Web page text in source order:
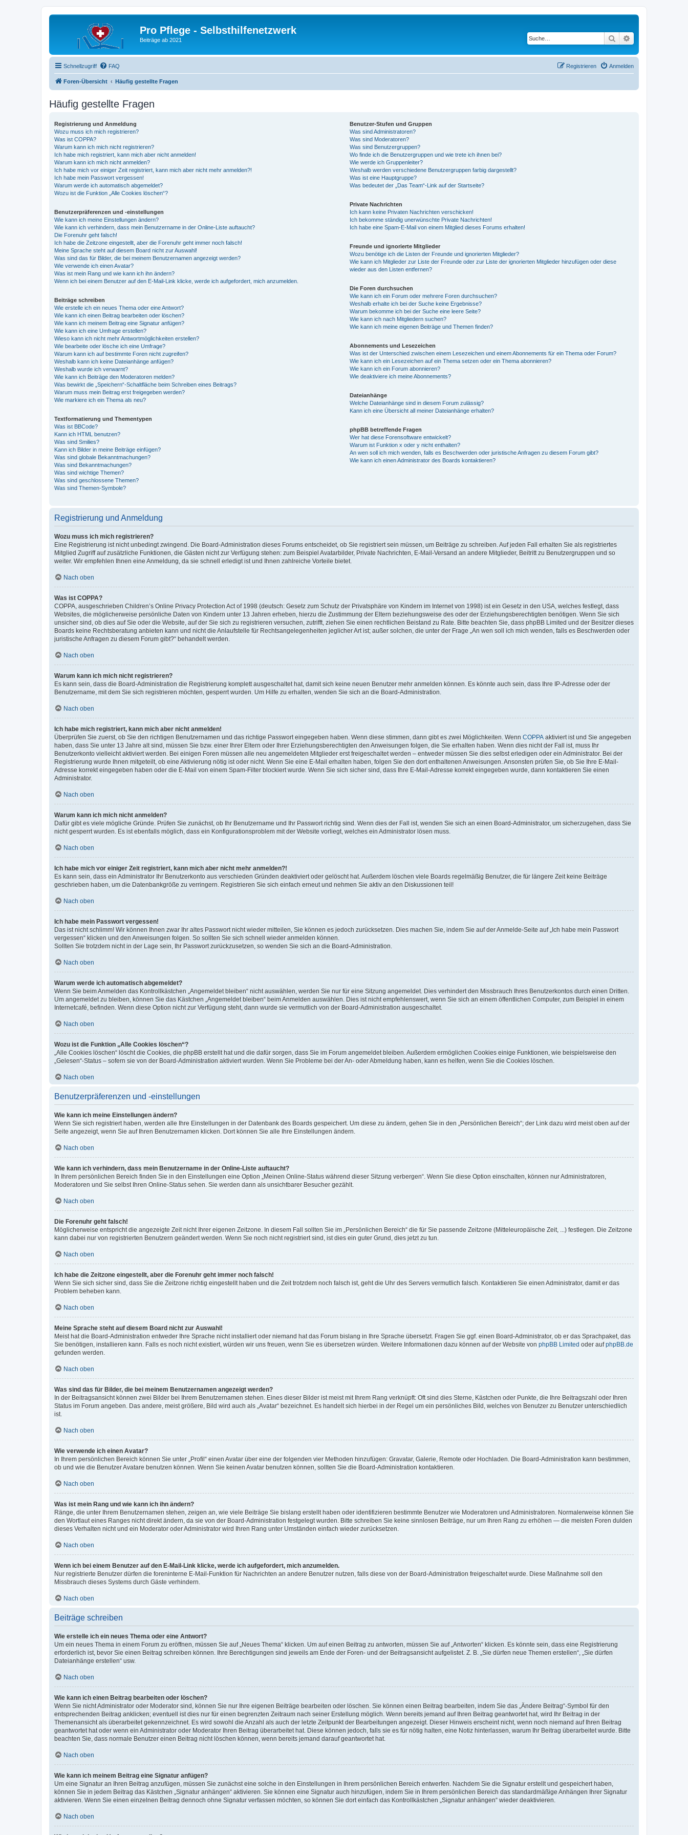
Pro Pflege - Selbsthilfenetzwerk
Beiträge ab 2021 Suche
Schnellzugriff FAQ Anmelden
Registrieren
Foren-Übersicht Häufig gestellte Fragen
Häufig gestellte Fragen
Registrierung und Anmeldung
Wozu muss ich mich registrieren?
Was ist COPPA?
Warum kann ich mich nicht registrieren?
Ich habe mich registriert, kann mich aber nicht anmelden!
Warum kann ich mich nicht anmelden?
Ich habe mich vor einiger Zeit registriert, kann mich aber nicht mehr anmelden?!
Ich habe mein Passwort vergessen!
Warum werde ich automatisch abgemeldet?
Wozu ist die Funktion „Alle Cookies löschen“?
Benutzerpräferenzen und -einstellungen
Wie kann ich meine Einstellungen ändern?
Wie kann ich verhindern, dass mein Benutzername in der Online-Liste auftaucht?
Die Forenuhr geht falsch!
Ich habe die Zeitzone eingestellt, aber die Forenuhr geht immer noch falsch!
Meine Sprache steht auf diesem Board nicht zur Auswahl!
Was sind das für Bilder, die bei meinem Benutzernamen angezeigt werden?
Wie verwende ich einen Avatar?
Was ist mein Rang und wie kann ich ihn ändern?
Wenn ich bei einem Benutzer auf den E-Mail-Link klicke, werde ich aufgefordert, mich anzumelden.
Beiträge schreiben
Wie erstelle ich ein neues Thema oder eine Antwort?
Wie kann ich einen Beitrag bearbeiten oder löschen?
Wie kann ich meinem Beitrag eine Signatur anfügen?
Wie kann ich eine Umfrage erstellen?
Wieso kann ich nicht mehr Antwortmöglichkeiten erstellen?
Wie bearbeite oder lösche ich eine Umfrage?
Warum kann ich auf bestimmte Foren nicht zugreifen?
Weshalb kann ich keine Dateianhänge anfügen?
Weshalb wurde ich verwarnt?
Wie kann ich Beiträge den Moderatoren melden?
Was bewirkt die „Speichern“-Schaltfläche beim Schreiben eines Beitrags?
Warum muss mein Beitrag erst freigegeben werden?
Wie markiere ich ein Thema als neu?
Textformatierung und Thementypen
Was ist BBCode?
Kann ich HTML benutzen?
Was sind Smilies?
Kann ich Bilder in meine Beiträge einfügen?
Was sind globale Bekanntmachungen?
Was sind Bekanntmachungen?
Was sind wichtige Themen?
Was sind geschlossene Themen?
Was sind Themen-Symbole?
Benutzer-Stufen und Gruppen
Was sind Administratoren?
Was sind Moderatoren?
Was sind Benutzergruppen?
Wo finde ich die Benutzergruppen und wie trete ich ihnen bei?
Wie werde ich Gruppenleiter?
Weshalb werden verschiedene Benutzergruppen farbig dargestellt?
Was ist eine Hauptgruppe?
Was bedeutet der „Das Team“-Link auf der Startseite?
Private Nachrichten
Ich kann keine Privaten Nachrichten verschicken!
Ich bekomme ständig unerwünschte Private Nachrichten!
Ich habe eine Spam-E-Mail von einem Mitglied dieses Forums erhalten!
Freunde und ignorierte Mitglieder
Wozu benötige ich die Listen der Freunde und ignorierten Mitglieder?
Wie kann ich Mitglieder zur Liste der Freunde oder zur Liste der ignorierten Mitglieder hinzufügen oder diese
wieder aus den Listen entfernen?
Die Foren durchsuchen
Wie kann ich ein Forum oder mehrere Foren durchsuchen?
Weshalb erhalte ich bei der Suche keine Ergebnisse?
Warum bekomme ich bei der Suche eine leere Seite?
Wie kann ich nach Mitgliedern suchen?
Wie kann ich meine eigenen Beiträge und Themen finden?
Abonnements und Lesezeichen
Was ist der Unterschied zwischen einem Lesezeichen und einem Abonnements für ein Thema oder Forum?
Wie kann ich ein Lesezeichen auf ein Thema setzen oder ein Thema abonnieren?
Wie kann ich ein Forum abonnieren?
Wie deaktiviere ich meine Abonnements?
Dateianhänge
Welche Dateianhänge sind in diesem Forum zulässig?
Kann ich eine Übersicht all meiner Dateianhänge erhalten?
phpBB betreffende Fragen
Wer hat diese Forensoftware entwickelt?
Warum ist Funktion x oder y nicht enthalten?
An wen soll ich mich wenden, falls es Beschwerden oder juristische Anfragen zu diesem Forum gibt?
Wie kann ich einen Administrator des Boards kontaktieren?
Registrierung und Anmeldung
Wozu muss ich mich registrieren?
Eine Registrierung ist nicht unbedingt zwingend. Die Board-Administration dieses Forums entscheidet, ob Sie registriert sein müssen, um Beiträge zu schreiben. Auf jeden Fall erhalten Sie als registriertes
Mitglied Zugriff auf zusätzliche Funktionen, die Gästen nicht zur Verfügung stehen: zum Beispiel Avatarbilder, Private Nachrichten, E-Mail-Versand an andere Mitglieder, Beitritt zu Benutzergruppen und so
weiter. Wir empfehlen Ihnen eine Anmeldung, da sie schnell erledigt ist und Ihnen zahlreiche Vorteile bietet.
Nach oben
Was ist COPPA?
COPPA, ausgeschrieben Children’s Online Privacy Protection Act of 1998 (deutsch: Gesetz zum Schutz der Privatsphäre von Kindern im Internet von 1998) ist ein Gesetz in den USA, welches festlegt, dass
Websites, die möglicherweise persönliche Daten von Kindern unter 13 Jahren erheben, hierzu die Zustimmung der Eltern beziehungsweise des oder der Erziehungsberechtigten benötigen. Wenn Sie sich
unsicher sind, ob dies auf Sie oder die Website, auf der Sie sich zu registrieren versuchen, zutrifft, ziehen Sie einen rechtlichen Beistand zu Rate. Bitte beachten Sie, dass phpBB Limited und der Besitzer dieses
Boards keine Rechtsberatung anbieten kann und nicht die Anlaufstelle für Rechtsangelegenheiten jeglicher Art ist; außer solchen, die unter der Frage „An wen soll ich mich wenden, falls es Beschwerden oder
juristische Anfragen zu diesem Forum gibt?“ behandelt werden.
Nach oben
Warum kann ich mich nicht registrieren?
Es kann sein, dass die Board-Administration die Registrierung komplett ausgeschaltet hat, damit sich keine neuen Benutzer mehr anmelden können. Es könnte auch sein, dass Ihre IP-Adresse oder der
Benutzername, mit dem Sie sich registrieren möchten, gesperrt wurden. Um Hilfe zu erhalten, wenden Sie sich an die Board-Administration.
Nach oben
Ich habe mich registriert, kann mich aber nicht anmelden!
Überprüfen Sie zuerst, ob Sie den richtigen Benutzernamen und das richtige Passwort eingegeben haben. Wenn diese stimmen, dann gibt es zwei Möglichkeiten. Wenn COPPA aktiviert ist und Sie angegeben
haben, dass Sie unter 13 Jahre alt sind, müssen Sie bzw. einer Ihrer Eltern oder Ihrer Erziehungsberechtigten den Anweisungen folgen, die Sie erhalten haben. Wenn dies nicht der Fall ist, muss Ihr
Benutzerkonto vielleicht aktiviert werden. Bei einigen Foren müssen alle neu angemeldeten Mitglieder erst freigeschaltet werden – entweder müssen Sie dies selbst erledigen oder ein Administrator. Bei der
Registrierung wurde Ihnen mitgeteilt, ob eine Aktivierung nötig ist oder nicht. Wenn Sie eine E-Mail erhalten haben, folgen Sie den dort enthaltenen Anweisungen. Ansonsten prüfen Sie, ob Sie Ihre E-Mail-
Adresse korrekt eingegeben haben oder die E-Mail von einem Spam-Filter blockiert wurde. Wenn Sie sich sicher sind, dass Ihre E-Mail-Adresse korrekt eingegeben wurde, dann kontaktieren Sie einen
Administrator.
Nach oben
Warum kann ich mich nicht anmelden?
Dafür gibt es viele mögliche Gründe. Prüfen Sie zunächst, ob Ihr Benutzername und Ihr Passwort richtig sind. Wenn dies der Fall ist, wenden Sie sich an einen Board-Administrator, um sicherzugehen, dass Sie
nicht gesperrt wurden. Es ist ebenfalls möglich, dass ein Konfigurationsproblem mit der Website vorliegt, welches ein Administrator lösen muss.
Nach oben
Ich habe mich vor einiger Zeit registriert, kann mich aber nicht mehr anmelden?!
Es kann sein, dass ein Administrator Ihr Benutzerkonto aus verschieden Gründen deaktiviert oder gelöscht hat. Außerdem löschen viele Boards regelmäßig Benutzer, die für längere Zeit keine Beiträge
geschrieben haben, um die Datenbankgröße zu verringern. Registrieren Sie sich einfach erneut und nehmen Sie aktiv an den Diskussionen teil!
Nach oben
Ich habe mein Passwort vergessen!
Das ist nicht schlimm! Wir können Ihnen zwar Ihr altes Passwort nicht wieder mitteilen, Sie können es jedoch zurücksetzen. Dies machen Sie, indem Sie auf der Anmelde-Seite auf „Ich habe mein Passwort
vergessen“ klicken und den Anweisungen folgen. So sollten Sie sich schnell wieder anmelden können.
Sollten Sie trotzdem nicht in der Lage sein, Ihr Passwort zurückzusetzen, so wenden Sie sich an die Board-Administration.
Nach oben
Warum werde ich automatisch abgemeldet?
Wenn Sie beim Anmelden das Kontrollkästchen „Angemeldet bleiben“ nicht auswählen, werden Sie nur für eine Sitzung angemeldet. Dies verhindert den Missbrauch Ihres Benutzerkontos durch einen Dritten.
Um angemeldet zu bleiben, können Sie das Kästchen „Angemeldet bleiben“ beim Anmelden auswählen. Dies ist nicht empfehlenswert, wenn Sie sich an einem öffentlichen Computer, zum Beispiel in einem
Internetcafé, befinden. Wenn diese Option nicht zur Verfügung steht, dann wurde sie vermutlich von der Board-Administration ausgeschaltet.
Nach oben
Wozu ist die Funktion „Alle Cookies löschen“?
„Alle Cookies löschen“ löscht die Cookies, die phpBB erstellt hat und die dafür sorgen, dass Sie im Forum angemeldet bleiben. Außerdem ermöglichen Cookies einige Funktionen, wie beispielsweise den
„Gelesen“-Status – sofern sie von der Board-Administration aktiviert wurden. Wenn Sie Probleme bei der An- oder Abmeldung haben, kann es helfen, wenn Sie die Cookies löschen.
Nach oben
Benutzerpräferenzen und -einstellungen
Wie kann ich meine Einstellungen ändern?
Wenn Sie sich registriert haben, werden alle Ihre Einstellungen in der Datenbank des Boards gespeichert. Um diese zu ändern, gehen Sie in den „Persönlichen Bereich“; der Link dazu wird meist oben auf der
Seite angezeigt, wenn Sie auf Ihren Benutzernamen klicken. Dort können Sie alle Ihre Einstellungen ändern.
Nach oben
Wie kann ich verhindern, dass mein Benutzername in der Online-Liste auftaucht?
In Ihrem persönlichen Bereich finden Sie in den Einstellungen eine Option „Meinen Online-Status während dieser Sitzung verbergen“. Wenn Sie diese Option einschalten, können nur Administratoren,
Moderatoren und Sie selbst Ihren Online-Status sehen. Sie werden dann als unsichtbarer Besucher gezählt.
Nach oben
Die Forenuhr geht falsch!
Möglicherweise entspricht die angezeigte Zeit nicht Ihrer eigenen Zeitzone. In diesem Fall sollten Sie im „Persönlichen Bereich“ die für Sie passende Zeitzone (Mitteleuropäische Zeit, ...) festlegen. Die Zeitzone
kann dabei nur von registrierten Benutzern geändert werden. Wenn Sie noch nicht registriert sind, ist dies ein guter Grund, dies jetzt zu tun.
Nach oben
Ich habe die Zeitzone eingestellt, aber die Forenuhr geht immer noch falsch!
Wenn Sie sich sicher sind, dass Sie die Zeitzone richtig eingestellt haben und die Zeit trotzdem noch falsch ist, geht die Uhr des Servers vermutlich falsch. Kontaktieren Sie einen Administrator, damit er das
Problem beheben kann.
Nach oben
Meine Sprache steht auf diesem Board nicht zur Auswahl!
Meist hat die Board-Administration entweder Ihre Sprache nicht installiert oder niemand hat das Forum bislang in Ihre Sprache übersetzt. Fragen Sie ggf. einen Board-Administrator, ob er das Sprachpaket, das
Sie benötigen, installieren kann. Falls es noch nicht existiert, würden wir uns freuen, wenn Sie es übersetzen würden. Weitere Informationen dazu können auf der Website von phpBB Limited oder aufphpBB.de
gefunden werden.
Nach oben
Was sind das für Bilder, die bei meinem Benutzernamen angezeigt werden?
In der Beitragsansicht können zwei Bilder bei Ihrem Benutzernamen stehen. Eines dieser Bilder ist meist mit Ihrem Rang verknüpft: Oft sind dies Sterne, Kästchen oder Punkte, die Ihre Beitragszahl oder Ihren
Status im Forum angeben. Das andere, meist größere, Bild wird auch als „Avatar“ bezeichnet. Es handelt sich hierbei in der Regel um ein persönliches Bild, welches von Benutzer zu Benutzer unterschiedlich
ist.
Nach oben
Wie verwende ich einen Avatar?
In Ihrem persönlichen Bereich können Sie unter „Profil“ einen Avatar über eine der folgenden vier Methoden hinzufügen: Gravatar, Galerie, Remote oder Hochladen. Die Board-Administration kann bestimmen,
ob und wie die Benutzer Avatare benutzen können. Wenn Sie keinen Avatar benutzen können, sollten Sie die Board-Administration kontaktieren.
Nach oben
Was ist mein Rang und wie kann ich ihn ändern?
Ränge, die unter Ihrem Benutzernamen stehen, zeigen an, wie viele Beiträge Sie bislang erstellt haben oder identifizieren bestimmte Benutzer wie Moderatoren und Administratoren. Normalerweise können Sie
den Wortlaut eines Ranges nicht direkt ändern, da sie von der Board-Administration festgelegt wurden. Bitte schreiben Sie keine sinnlosen Beiträge, nur um Ihren Rang zu erhöhen — die meisten Foren dulden
dieses Verhalten nicht und ein Moderator oder Administrator wird Ihren Rang unter Umständen einfach wieder zurücksetzen.
Nach oben
Wenn ich bei einem Benutzer auf den E-Mail-Link klicke, werde ich aufgefordert, mich anzumelden.
Nur registrierte Benutzer dürfen die foreninterne E-Mail-Funktion für Nachrichten an andere Benutzer nutzen, falls diese von der Board-Administration freigeschaltet wurde. Diese Maßnahme soll den
Missbrauch dieses Systems durch Gäste verhindern.
Nach oben
Beiträge schreiben
Wie erstelle ich ein neues Thema oder eine Antwort?
Um ein neues Thema in einem Forum zu eröffnen, müssen Sie auf „Neues Thema“ klicken. Um auf einen Beitrag zu antworten, müssen Sie auf „Antworten“ klicken. Es könnte sein, dass eine Registrierung
erforderlich ist, bevor Sie einen Beitrag schreiben können. Ihre Berechtigungen sind jeweils am Ende der Foren- und der Beitragsansicht aufgelistet. Z. B. „Sie dürfen neue Themen erstellen“, „Sie dürfen
Dateianhänge erstellen“ usw.
Nach oben
Wie kann ich einen Beitrag bearbeiten oder löschen?
Wenn Sie nicht Administrator oder Moderator sind, können Sie nur Ihre eigenen Beiträge bearbeiten oder löschen. Sie können einen Beitrag bearbeiten, indem Sie das „Ändere Beitrag“-Symbol für den
entsprechenden Beitrag anklicken; eventuell ist dies nur für einen begrenzten Zeitraum nach seiner Erstellung möglich. Wenn bereits jemand auf Ihren Beitrag geantwortet hat, wird Ihr Beitrag in der
Themenansicht als überarbeitet gekennzeichnet. Es wird sowohl die Anzahl als auch der letzte Zeitpunkt der Bearbeitungen angezeigt. Dieser Hinweis erscheint nicht, wenn noch niemand auf Ihren Beitrag
geantwortet hat oder wenn ein Administrator oder Moderator Ihren Beitrag überarbeitet hat. Diese können jedoch, falls sie es für nötig halten, eine Notiz hinterlassen, warum Ihr Beitrag überarbeitet wurde. Bitte
beachten Sie, dass normale Benutzer einen Beitrag nicht löschen können, wenn bereits jemand darauf geantwortet hat.
Nach oben
Wie kann ich meinem Beitrag eine Signatur anfügen?
Um eine Signatur an Ihren Beitrag anzufügen, müssen Sie zunächst eine solche in den Einstellungen in Ihrem persönlichen Bereich entwerfen. Nachdem Sie die Signatur erstellt und gespeichert haben,
können Sie in jedem Beitrag das Kästchen „Signatur anhängen“ aktivieren. Sie können eine Signatur auch hinzufügen, indem Sie in Ihrem persönlichen Bereich das standardmäßige Anhängen Ihrer Signatur
aktivieren. Wenn Sie einen einzelnen Beitrag dennoch ohne Signatur verfassen möchten, so können Sie dort einfach das Kontrollkästchen „Signatur anhängen“ wieder deaktivieren.
Nach oben